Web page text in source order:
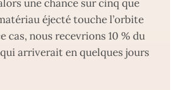
une chance sur cinq que
éjecté touche l’orbite
cas, nous recevrions 10 % du
arriverait en quelques jours